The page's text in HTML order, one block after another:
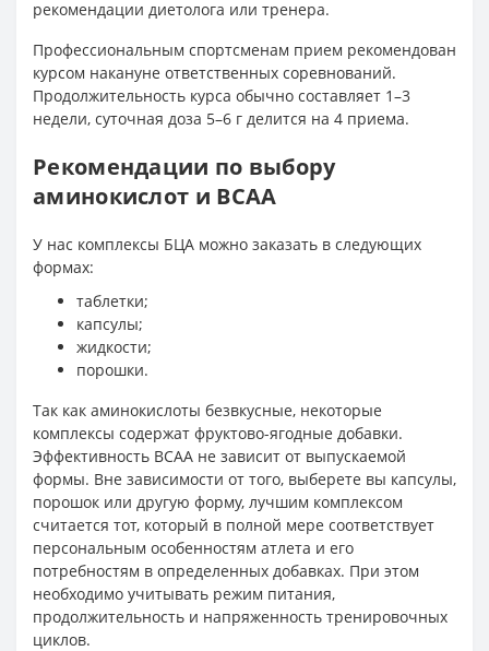
рекомендации диетолога или тренера.
Профессиональным спортсменам прием рекомендован
курсом накануне ответственных соревнований.
Продолжительность курса обычно составляет 1–3
недели, суточная доза 5–6 г делится на 4 приема.
Рекомендации по выбору
аминокислот и ВСАА
У нас комплексы БЦА можно заказать в следующих
формах:
таблетки;
капсулы;
жидкости;
порошки.
Так как аминокислоты безвкусные, некоторые
комплексы содержат фруктово-ягодные добавки.
Эффективность ВСАА не зависит от выпускаемой
формы. Вне зависимости от того, выберете вы капсулы,
порошок или другую форму, лучшим комплексом
считается тот, который в полной мере соответствует
персональным особенностям атлета и его
потребностям в определенных добавках. При этом
необходимо учитывать режим питания,
продолжительность и напряженность тренировочных
циклов.